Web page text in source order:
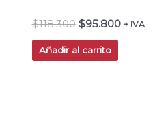
$118.300 $95.800 + IVA
Añadir al carrito